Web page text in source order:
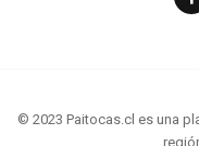
© 2023 Paitocas.cl es una